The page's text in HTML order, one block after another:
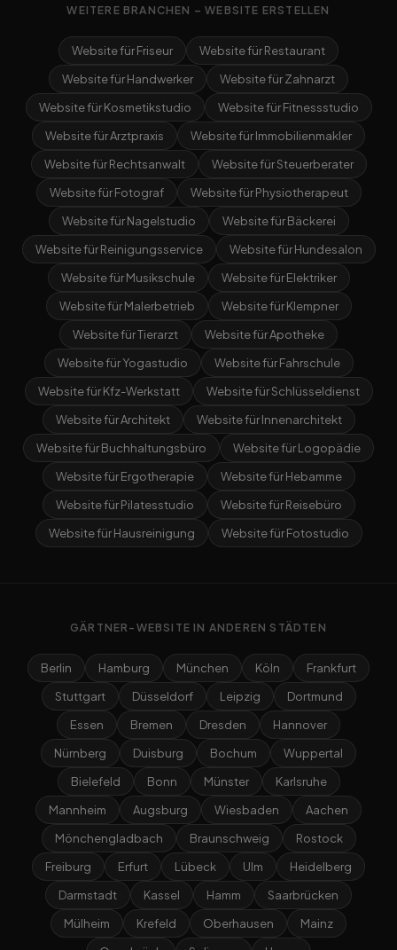
WEITERE BRANCHEN – WEBSITE ERSTELLEN
Website für Friseur
Website für Restaurant
Website für Handwerker
Website für Zahnarzt
Website für Kosmetikstudio
Website für Fitnessstudio
Website für Arztpraxis
Website für Immobilienmakler
Website für Rechtsanwalt
Website für Steuerberater
Website für Fotograf
Website für Physiotherapeut
Website für Nagelstudio
Website für Bäckerei
Website für Reinigungsservice
Website für Hundesalon
Website für Musikschule
Website für Elektriker
Website für Malerbetrieb
Website für Klempner
Website für Tierarzt
Website für Apotheke
Website für Yogastudio
Website für Fahrschule
Website für Kfz-Werkstatt
Website für Schlüsseldienst
Website für Architekt
Website für Innenarchitekt
Website für Buchhaltungsbüro
Website für Logopädie
Website für Ergotherapie
Website für Hebamme
Website für Pilatesstudio
Website für Reisebüro
Website für Hausreinigung
Website für Fotostudio
GÄRTNER-WEBSITE IN ANDEREN STÄDTEN
Berlin Hamburg München Köln
Frankfurt
Stuttgart
Düsseldorf Leipzig
Dortmund
Essen
Bremen Dresden
Hannover
Nürnberg
Duisburg Bochum
Wuppertal
Bielefeld
Bonn Münster
Karlsruhe
Mannheim
Augsburg Wiesbaden
Aachen
Mönchengladbach
Braunschweig
Rostock
Freiburg
Erfurt Lübeck Ulm
Heidelberg
Darmstadt
Kassel Hamm
Saarbrücken
Mülheim
Krefeld Oberhausen
Mainz